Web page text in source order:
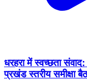
धरहरा में स्वच्छता
प्रखंड स्तरीय समीक्षा